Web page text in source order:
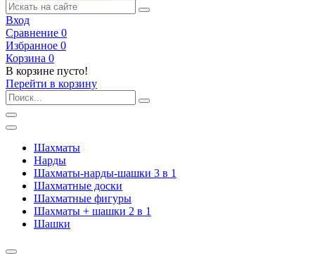
Вход
Сравнение 0
Избранное 0
Корзина 0
В корзине пусто!
Перейти в корзину
Шахматы
Нарды
Шахматы-нарды-шашки 3 в 1
Шахматные доски
Шахматные фигуры
Шахматы + шашки 2 в 1
Шашки